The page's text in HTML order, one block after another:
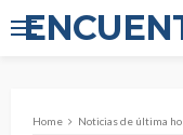
Home Noticias de última